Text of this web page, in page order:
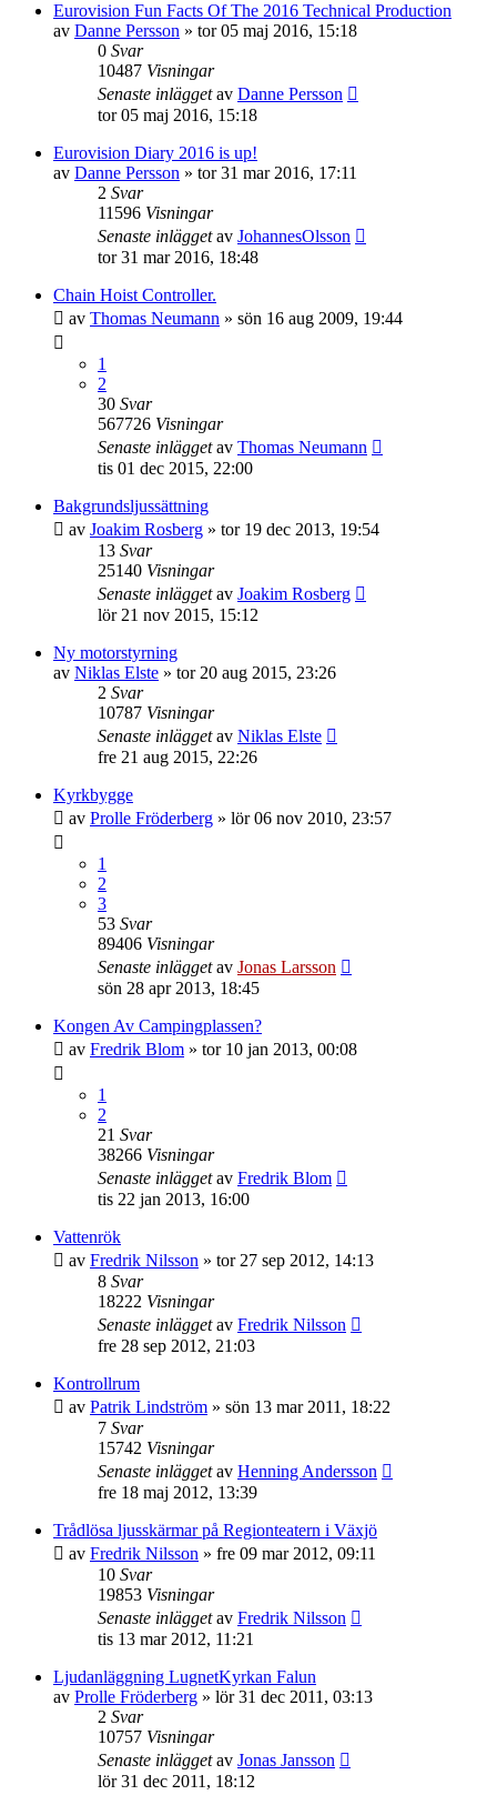
Eurovision Fun Facts Of The 2016 Technical Production
av Danne Persson » tor 05 maj 2016, 15:18
0 Svar
10487 Visningar
Senaste inläggetav Danne Persson
tor 05 maj 2016, 15:18
Eurovision Diary 2016 is up!
av Danne Persson » tor 31 mar 2016, 17:11
2 Svar
11596 Visningar
Senaste inläggetav JohannesOlsson
tor 31 mar 2016, 18:48
Chain Hoist Controller.
av Thomas Neumann » sön 16 aug 2009, 19:44
1
2
30 Svar
567726 Visningar
Senaste inläggetav Thomas Neumann
tis 01 dec 2015, 22:00
Bakgrundsljussättning
av Joakim Rosberg » tor 19 dec 2013, 19:54
13 Svar
25140 Visningar
Senaste inläggetav Joakim Rosberg
lör 21 nov 2015, 15:12
Ny motorstyrning
av Niklas Elste » tor 20 aug 2015, 23:26
2 Svar
10787 Visningar
Senaste inläggetav Niklas Elste
fre 21 aug 2015, 22:26
Kyrkbygge
av Prolle Fröderberg » lör 06 nov 2010, 23:57
1
2
3
53 Svar
89406 Visningar
Senaste inläggetav Jonas Larsson
sön 28 apr 2013, 18:45
Kongen Av Campingplassen?
av Fredrik Blom » tor 10 jan 2013, 00:08
1
2
21 Svar
38266 Visningar
Senaste inläggetav Fredrik Blom
tis 22 jan 2013, 16:00
Vattenrök
av Fredrik Nilsson » tor 27 sep 2012, 14:13
8 Svar
18222 Visningar
Senaste inläggetav Fredrik Nilsson
fre 28 sep 2012, 21:03
Kontrollrum
av Patrik Lindström » sön 13 mar 2011, 18:22
7 Svar
15742 Visningar
Senaste inläggetav Henning Andersson
fre 18 maj 2012, 13:39
Trådlösa ljusskärmar på Regionteatern i Växjö
av Fredrik Nilsson » fre 09 mar 2012, 09:11
10 Svar
19853 Visningar
Senaste inläggetav Fredrik Nilsson
tis 13 mar 2012, 11:21
Ljudanläggning LugnetKyrkan Falun
av Prolle Fröderberg » lör 31 dec 2011, 03:13
2 Svar
10757 Visningar
Senaste inläggetav Jonas Jansson
lör 31 dec 2011, 18:12